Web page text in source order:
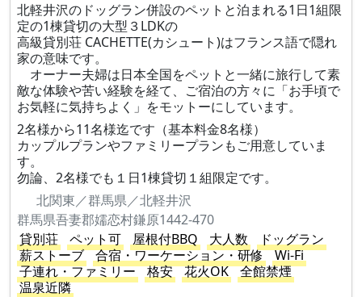
北軽井沢のドッグラン併設のペットと泊まれる1日1組限
定の1棟貸切の大型３LDKの
高級貸別荘 CACHETTE(カシュート)はフランス語で隠れ
家の意味です。
オーナー夫婦は日本全国をペットと一緒に旅行して素
敵な体験や苦い経験を経て、ご宿泊の方々に「お手頃で
お気軽に気持ちよく」をモットーにしています。
2名様から11名様迄です（基本料金8名様）
カップルプランやファミリープランもご用意していま
す。
勿論、2名様でも１日1棟貸切１組限定です。
北関東／群馬県／北軽井沢
群馬県吾妻郡嬬恋村鎌原1442-470
貸別荘
ペット可 屋根付BBQ 大人数
ドッグラン
薪ストーブ
合宿・ワーケーション・研修
Wi-Fi
子連れ・ファミリー
格安 花火OK
全館禁煙
温泉近隣